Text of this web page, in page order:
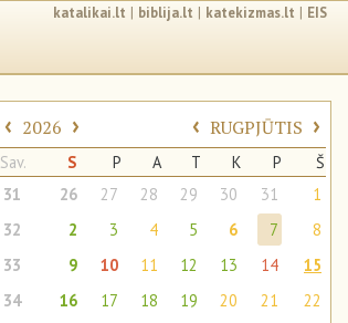
katalikai.lt | biblija.lt | katekizmas.lt | EIS
‹ 2026 › ‹ RUGPJŪTIS ›
Sav. S P A T K P
Š
31
26 27 28 29 30 31
1
32
2 3 4 5 6 7
8
33
9 10 11 12 13 14
15
34
16 17 18 19 20 21
22